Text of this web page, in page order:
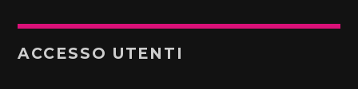
ACCESSO UTENTI